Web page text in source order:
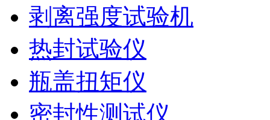
剥离强度试验机
热封试验仪
瓶盖扭矩仪
密封性测试仪